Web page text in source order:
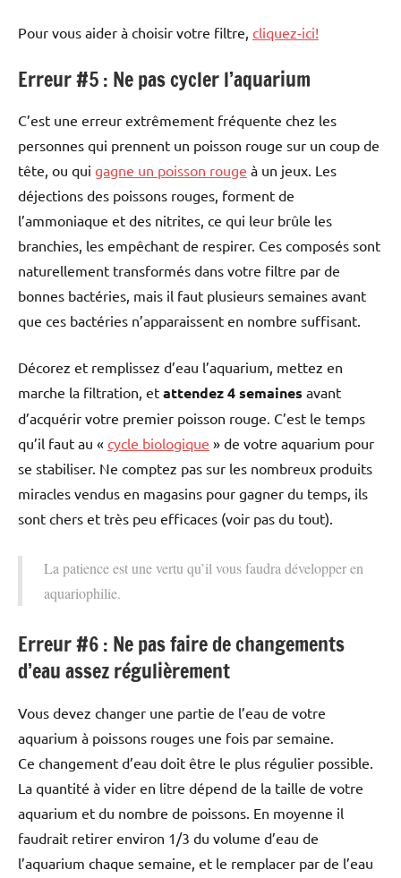
Pour vous aider à choisir votre filtre, cliquez-ici!
Erreur #5 : Ne pas cycler l’aquarium
C’est une erreur extrêmement fréquente chez les
personnes qui prennent un poisson rouge sur un coup de
tête, ou qui gagne un poisson rouge à un jeux. Les
déjections des poissons rouges, forment de
l’ammoniaque et des nitrites, ce qui leur brûle les
branchies, les empêchant de respirer. Ces composés sont
naturellement transformés dans votre filtre par de
bonnes bactéries, mais il faut plusieurs semaines avant
que ces bactéries n’apparaissent en nombre suffisant.
Décorez et remplissez d’eau l’aquarium, mettez en
marche la filtration, et attendez 4 semaines avant
d’acquérir votre premier poisson rouge. C’est le temps
qu’il faut au « cycle biologique » de votre aquarium pour
se stabiliser. Ne comptez pas sur les nombreux produits
miracles vendus en magasins pour gagner du temps, ils
sont chers et très peu efficaces (voir pas du tout).
La patience est une vertu qu’il vous faudra développer en
aquariophilie.
Erreur #6 : Ne pas faire de changements
d’eau assez régulièrement
Vous devez changer une partie de l’eau de votre
aquarium à poissons rouges une fois par semaine.
Ce changement d’eau doit être le plus régulier possible.
La quantité à vider en litre dépend de la taille de votre
aquarium et du nombre de poissons. En moyenne il
faudrait retirer environ 1/3 du volume d’eau de
l’aquarium chaque semaine, et le remplacer par de l’eau